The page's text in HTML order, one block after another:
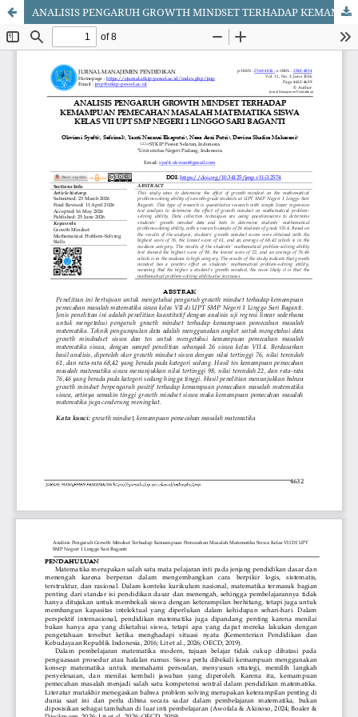
ANALISIS PENGARUH GROWTH MINDSET TERHADAP KEMAMPUAN PEMECAHAN MASALAH MATEMATIKA SISWA KELAS VII UPT SMP NEGERI 1 LINGGO SARI BAGANTI